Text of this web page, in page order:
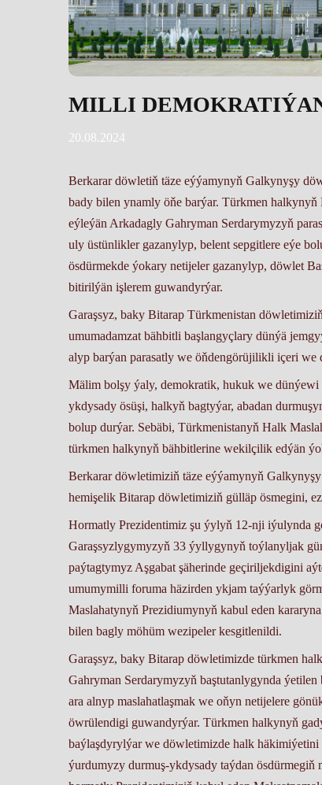
MILLI
20.08.2024
Berkarar döwletiň täze eýýamynyň Galkynyşy
bady bilen ynamly öňe barýar. Türkmen
eýleýän Arkadagly Gahryman Serdarymyzyň
uly üstünlikler gazanylyp, belent sepgitlere eýe
ösdürmekde ýokary netijeler gazanylyp, döwlet
bitirilýän işlerem guwandyrýar.
Garaşsyz, baky Bitarap Türkmenistan
umumadamzat bähbitli başlangyçlary dünýä
alyp barýan parasatly we öňdengörüjilikli içeri we
Mälim bolşy ýaly, demokratik, hukuk we
ykdysady ösüşi, halkyň bagtyýar, abadan
bolup durýar. Sebäbi, Türkmenistanyň Halk
türkmen halkynyň bähbitlerine wekilçilik edýän
Berkarar döwletimiziň täze eýýamynyň
hemişelik Bitarap döwletimiziň gülläp ösmegini,
Hormatly Prezidentimiz şu ýylyň 12-nji iýulynda
Garaşsyzlygymyzyň 33 ýyllygynyň toýlanyljak
paýtagtymyz Aşgabat şäherinde geçiriljekdigini
umumymilli foruma häzirden ykjam taýýarlyk
Maslahatynyň Prezidiumynyň kabul eden
bilen bagly möhüm wezipeler kesgitlenildi.
Garaşsyz, baky Bitarap döwletimizde türkmen
Gahryman Serdarymyzyň baştutanlygynda
ara alnyp maslahatlaşmak we oňyn netijelere
öwrülendigi guwandyrýar. Türkmen halkynyň
baýlaşdyrylýar we döwletimizde halk
ýurdumyzy durmuş-ykdysady taýdan ösdürmegiň